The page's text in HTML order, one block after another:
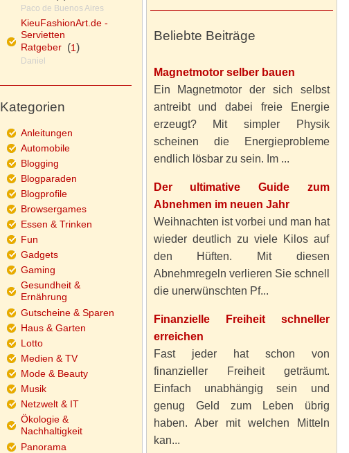
Beliebte Beiträge
Magnetmotor selber bauen
Ein Magnetmotor der sich selbst
antreibt und dabei freie Energie
erzeugt? Mit simpler Physik
scheinen die Energieprobleme
endlich lösbar zu sein. Im ...
Der ultimative Guide zum
Abnehmen im neuen Jahr
Weihnachten ist vorbei und man hat
wieder deutlich zu viele Kilos auf
den Hüften. Mit diesen
Abnehmregeln verlieren Sie schnell
die unerwünschten Pf...
Finanzielle Freiheit schneller
erreichen
Fast jeder hat schon von
finanzieller Freiheit geträumt.
Einfach unabhängig sein und
genug Geld zum Leben übrig
haben. Aber mit welchen Mitteln
kan...
Paco de Buenos Aires
KieuFashionArt.de -
Servietten
Ratgeber(1)
Daniel
Kategorien
Anleitungen
Automobile
Blogging
Blogparaden
Blogprofile
Browsergames
Essen & Trinken
Fun
Gadgets
Gaming
Gesundheit &
Ernährung
Gutscheine & Sparen
Haus & Garten
Lotto
Medien & TV
Mode & Beauty
Musik
Netzwelt & IT
Ökologie &
Nachhaltigkeit
Panorama